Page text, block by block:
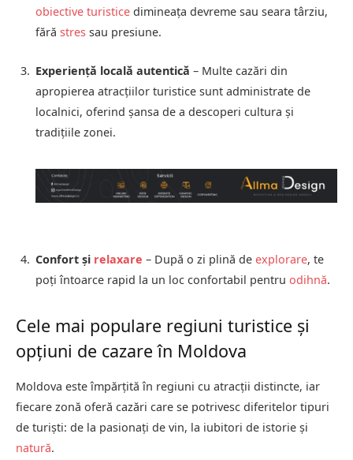
obiective turistice dimineața devreme sau seara târziu,
fără stres sau presiune.
Experiență locală autentică – Multe cazări din
apropierea atracțiilor turistice sunt administrate de
localnici, oferind șansa de a descoperi cultura și
tradițiile zonei.
Confort și relaxare – După o zi plină de explorare, te
poți întoarce rapid la un loc confortabil pentru odihnă.
Cele mai populare regiuni turistice și
opțiuni de cazare în Moldova
Moldova este împărțită în regiuni cu atracții distincte, iar
fiecare zonă oferă cazări care se potrivesc diferitelor tipuri
de turiști: de la pasionați de vin, la iubitori de istorie și
natură.